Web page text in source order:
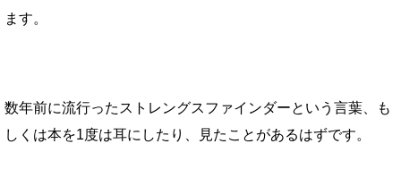
ます。
数年前に流行ったストレングスファインダーという言葉、も
しくは本を1度は耳にしたり、見たことがあるはずです。